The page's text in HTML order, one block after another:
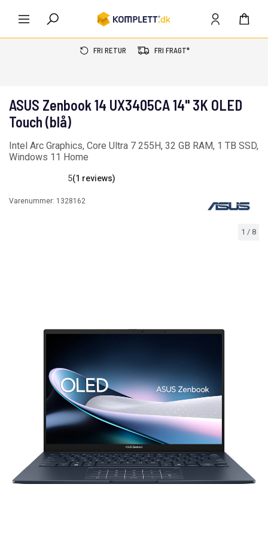
FRI RETUR FRI FRAGT*
1 / 8
ASUS Zenbook 14 UX3405CA 14" 3K OLED
Touch (blå)
Intel Arc Graphics, Core Ultra 7 255H, 32 GB RAM, 1 TB SSD,
Windows 11 Home
5(1 reviews)
Varenummer: 1328162